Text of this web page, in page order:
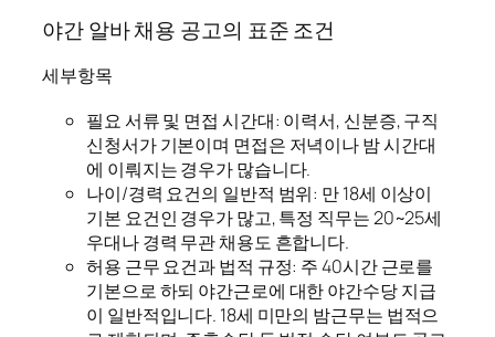
야간 알바 채용 공고의 표준 조건
세부항목
필요 서류 및 면접 시간대: 이력서, 신분증, 구직
신청서가 기본이며 면접은 저녁이나 밤 시간대
에 이뤄지는 경우가 많습니다.
나이/경력 요건의 일반적 범위: 만 18세 이상이
기본 요건인 경우가 많고, 특정 직무는 20~25세
우대나 경력 무관 채용도 흔합니다.
허용 근무 요건과 법적 규정: 주 40시간 근로를
기본으로 하되 야간근로에 대한 야간수당 지급
이 일반적입니다. 18세 미만의 밤근무는 법적으